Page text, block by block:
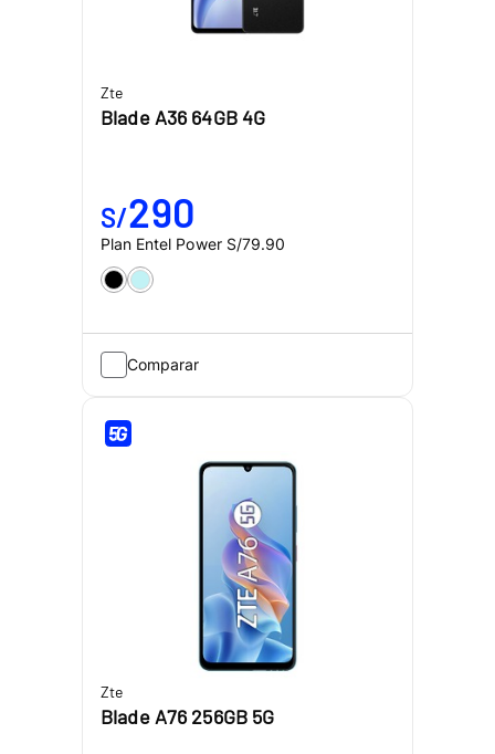
Zte
Blade A36 64GB 4G
S/290
Plan Entel Power S/79.90
Comparar
Zte
Blade A76 256GB 5G